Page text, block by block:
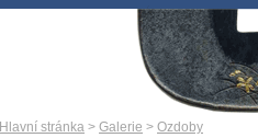
Hlavní stránka > Galerie > Ozdoby